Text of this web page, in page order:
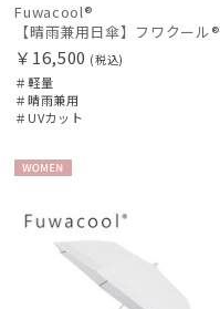
Fuwacool®
￥16,500 (税込)
＃軽量
＃晴雨兼用
＃UVカット
N